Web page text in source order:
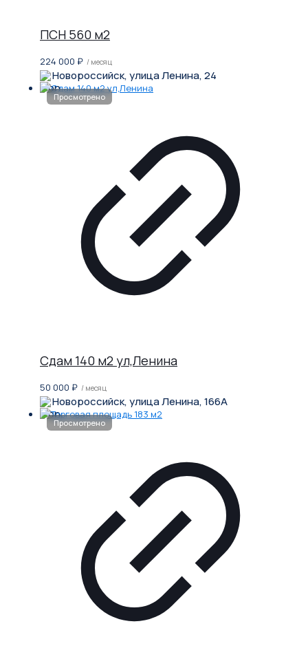
ПСН 560 м2
224 000 ₽ / месяц
Новороссийск, улица Ленина, 24
Сдам 140 м2 ул,Ленина
50 000 ₽ / месяц
Новороссийск, улица Ленина, 166А